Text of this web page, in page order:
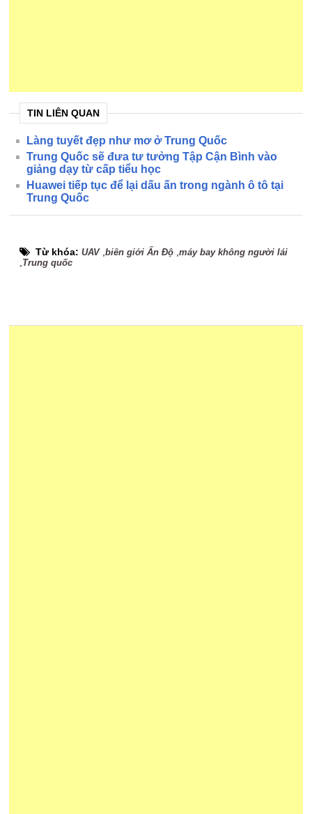
TIN LIÊN QUAN
Làng tuyết đẹp như mơ ở Trung Quốc
Trung Quốc sẽ đưa tư tưởng Tập Cận Bình vào
giảng dạy từ cấp tiểu học
Huawei tiếp tục để lại dấu ấn trong ngành ô tô tại
Trung Quốc
Từ khóa:UAV,biên giới Ấn Độ ,máy bay không người lái
Trung quốc